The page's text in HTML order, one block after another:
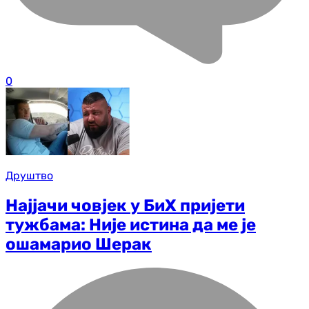
0
Друштво
Најјачи човјек у БиХ пријети
тужбама: Није истина да ме је
ошамарио Шерак